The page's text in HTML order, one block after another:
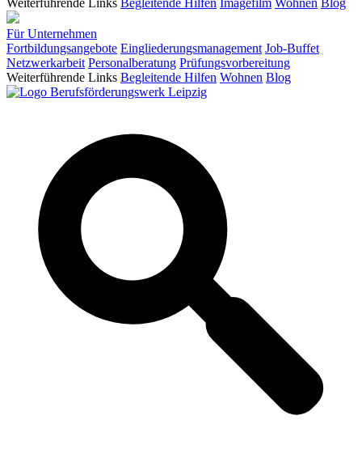
Weiterführende Links Begleitende Hilfen Imagefilm Wohnen Blog
Für Unternehmen
Fortbildungsangebote Eingliederungsmanagement Job-Buffet
Netzwerkarbeit Personalberatung Prüfungsvorbereitung
Weiterführende Links Begleitende Hilfen Wohnen Blog